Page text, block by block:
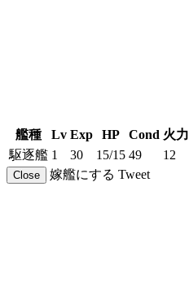
艦種 Lv Exp HP Cond 火力
駆逐艦 1 30 15/15 49 12
Close 嫁艦にする Tweet